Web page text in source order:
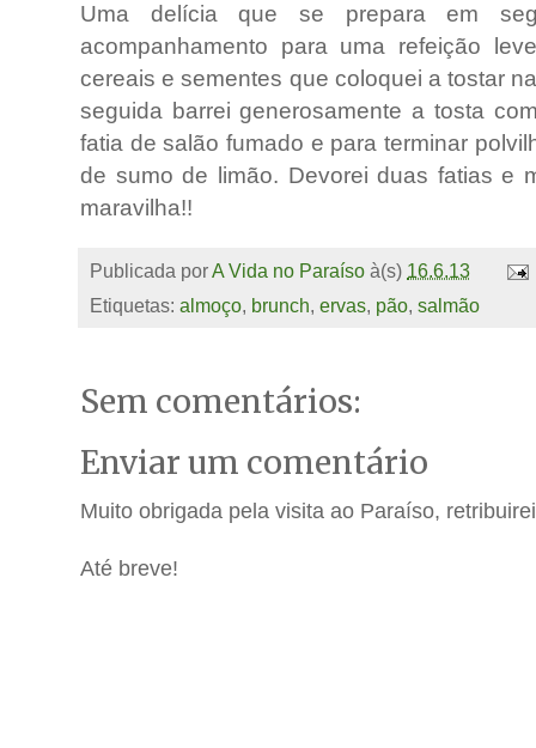
Uma delícia que se prepara em
acompanhamento para uma refeição
cereais e sementes que coloquei a tostar
seguida barrei generosamente a tosta
fatia de salão fumado e para terminar
de sumo de limão. Devorei duas fatias e
maravilha!!
Publicada porA Vida no Paraíso à(s) 16.6.13
Etiquetas: almoço, brunch, ervas, pão, salmão
Sem comentários:
Enviar um comentário
Muito obrigada pela visita ao Paraíso,
Até breve!